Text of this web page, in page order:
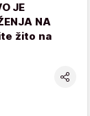
JE
NA
žito na